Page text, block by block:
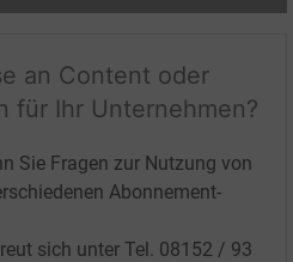
an Content oder
für Ihr Unternehmen?
Sie Fragen zur Nutzung von
Abonnement-
sich unter Tel. 08152 / 93